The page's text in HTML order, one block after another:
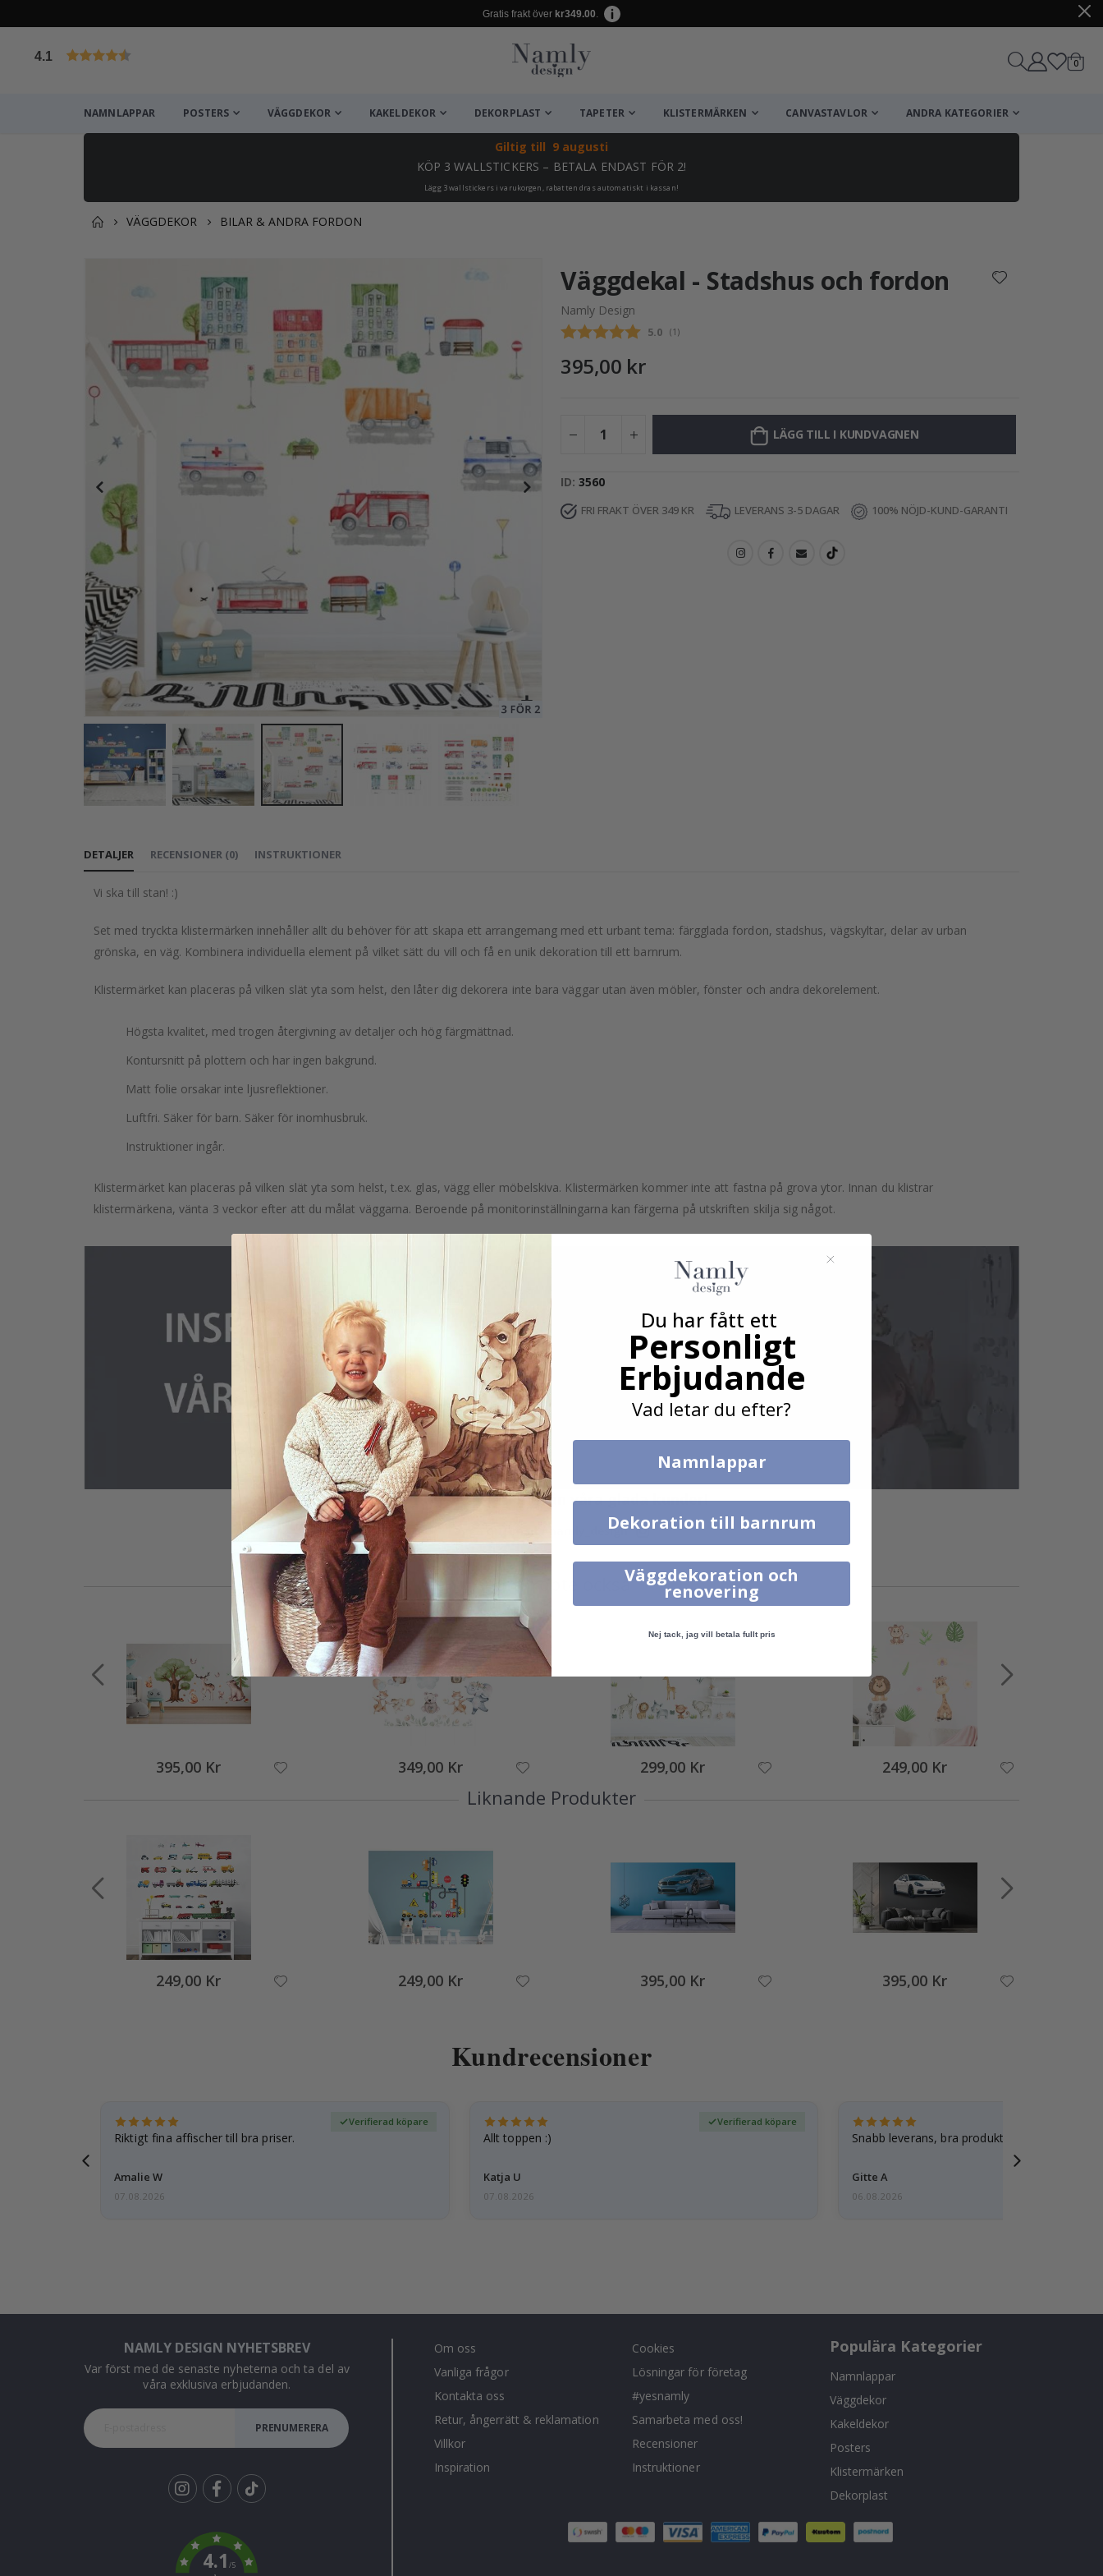
Gratis frakt över kr349.00.
4.1 0
NAMNLAPPAR POSTERS VÄGGDEKOR KAKELDEKOR DEKORPLAST TAPETER KLISTERMÄRKEN CANVASTAVLOR ANDRA KATEGORIER
Giltig till 9 augusti
KÖP 3 WALLSTICKERS – BETALA ENDAST FÖR 2!
Lägg 3 wallstickers i varukorgen, rabatten dras automatiskt i kassan!
VÄGGDEKOR BILAR & ANDRA FORDON
195,00 Kr
bildgalleriet
början
bildgalleriet
Väggdekal - Stadshus och fordon
Namly Design
Snittbetyg:
5.0 (röster:
1 )
395,00 kr
LÄGG TILL I KUNDVAGNEN
ID 3560
FRI FRAKT ÖVER 349 KR LEVERANS 3-5 DAGAR 100% NÖJD-KUND-GARANTI
DETALJER
Vi ska till stan! :)
Set med tryckta klistermärken innehåller allt du behöver för att skapa ett arrangemang med ett urbant tema: färgglada fordon, stadshus, vägskyltar, delar av urban
grönska, en väg. Kombinera individuella element på vilket sätt du vill och få en unik dekoration till ett barnrum.
Klistermärket kan placeras på vilken slät yta som helst, den låter dig dekorera inte bara väggar utan även möbler, fönster och andra dekorelement.
Högsta kvalitet, med trogen återgivning av detaljer och hög färgmättnad.
Kontursnitt på plottern och har ingen bakgrund.
Matt folie orsakar inte ljusreflektioner.
Luftfri. Säker för barn. Säker för inomhusbruk.
Instruktioner ingår.
Klistermärket kan placeras på vilken slät yta som helst, t.ex. glas, vägg eller möbelskiva. Klistermärken kommer inte att fastna på grova ytor. Innan du klistrar
klistermärkena, vänta 3 veckor efter att du målat väggarna. Beroende på monitorinställningarna kan färgerna på utskriften skilja sig något.
RECENSIONER (0) INSTRUKTIONER
Verklig inspiration från våra glada kunder!
Tagga ditt med #namly_design
Andra köpte också
395,00 Kr 349,00 Kr 299,00 Kr 249,00 Kr
Liknande Produkter
249,00 Kr 249,00 Kr 395,00 Kr 395,00 Kr
Kundrecensioner
Riktigt fina affischer till bra priser.
Amalie W
Verifierad köpare
07.08.2026
Allt toppen :)
Katja U
Verifierad köpare
07.08.2026
Snabb leverans, bra produkt
Gitte A
06.08.2026
NAMLY DESIGN NYHETSBREV
Var först med de senaste nyheterna och ta del av
våra exklusiva erbjudanden.
PRENUMERERA
k
4.1/5
Om oss
Vanliga frågor
Kontakta oss
Retur, ångerrätt & reklamation
Villkor
Inspiration
Cookies
Lösningar för företag
#yesnamly
Samarbeta med oss!
Recensioner
Instruktioner
Populära Kategorier
Namnlappar
Väggdekor
Kakeldekor
Posters
Klistermärken
Dekorplast
Du har fått ett
Personligt
Erbjudande
Vad letar du efter?
Namnlappar
Dekoration till barnrum
Väggdekoration och
renovering
Nej tack, jag vill betala fullt pris